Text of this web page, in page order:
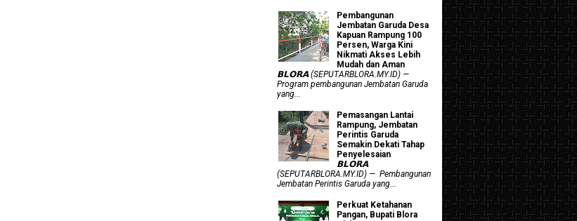
Pembangunan
Jembatan Garuda Desa
Kapuan Rampung 100
Persen, Warga Kini
Nikmati Akses Lebih
Mudah dan Aman
𝗕𝗟𝗢𝗥𝗔 (SEPUTARBLORA.MY.ID) —
Program pembangunan Jembatan Garuda
yang...
Pemasangan Lantai
Rampung, Jembatan
Perintis Garuda
Semakin Dekati Tahap
Penyelesaian
𝗕𝗟𝗢𝗥𝗔
(SEPUTARBLORA.MY.ID) — Pembangunan
Jembatan Perintis Garuda yang...
​Perkuat Ketahanan
Pangan, Bupati Blora